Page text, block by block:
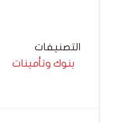
التصنيفات
بنوك وتأمينات